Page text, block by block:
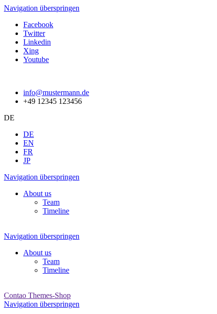
Navigation überspringen
Facebook
Twitter
Linkedin
Xing
Youtube
info@mustermann.de
+49 12345 123456
DE
DE
EN
FR
JP
Navigation überspringen
About us
Team
Timeline
Navigation überspringen
About us
Team
Timeline
Contao Themes-Shop
Navigation überspringen